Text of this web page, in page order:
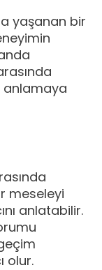
yaşanan bir
anlamaya
meseleyi
anlatabilir.
olur.